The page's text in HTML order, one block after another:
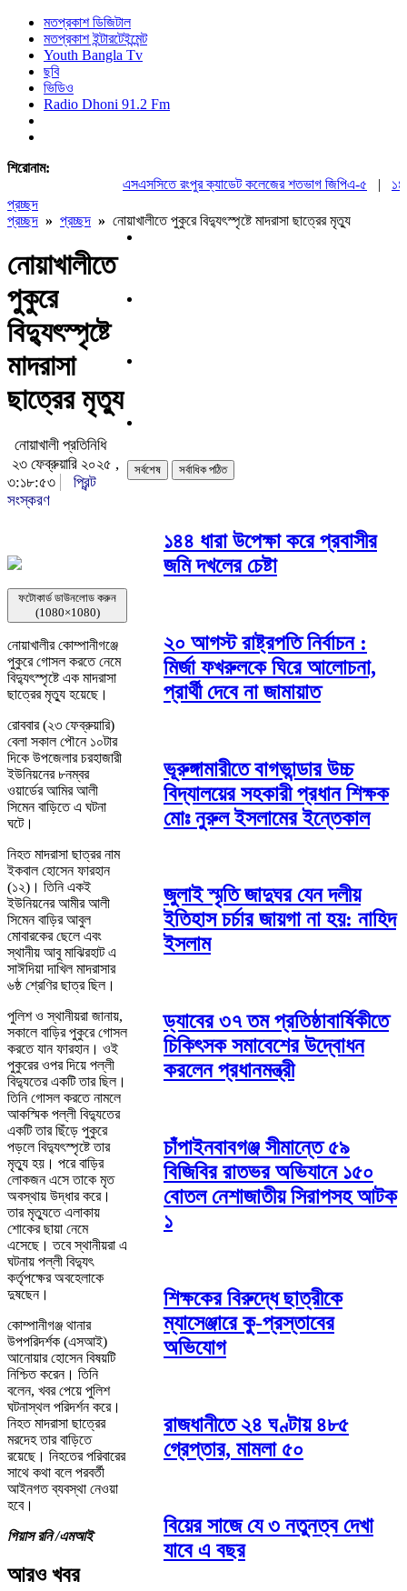
মতপ্রকাশ ডিজিটাল
মতপ্রকাশ ইন্টারটেইন্মেন্ট
Youth Bangla Tv
ছবি
ভিডিও
Radio Dhoni 91.2 Fm
শিরোনাম:
এসএসসিতে রংপুর ক্যাডেট কলেজের শতভাগ জিপিএ-৫|
১৪৪
প্রচ্ছদ
প্রচ্ছদ » প্রচ্ছদ » নোয়াখালীতে পুকুরে বিদ্যুৎস্পৃষ্টে মাদরাসা ছাত্রের মৃত্যু
নোয়াখালীতে
পুকুরে
বিদ্যুৎস্পৃষ্টে
মাদরাসা
ছাত্রের মৃত্যু
নোয়াখালী প্রতিনিধি
২৩ ফেব্রুয়ারি ২০২৫ ,
৩:১৮:৫৩
প্রিন্ট
সংস্করণ
ফটোকার্ড ডাউনলোড করুন
(1080×1080)
নোয়াখালীর কোম্পানীগঞ্জে
পুকুরে গোসল করতে নেমে
বিদ্যুৎস্পৃষ্টে এক মাদরাসা
ছাত্রের মৃত্যু হয়েছে।
রোববার (২৩ ফেব্রুয়ারি)
বেলা সকাল পৌনে ১০টার
দিকে উপজেলার চরহাজারী
ইউনিয়নের ৮নম্বর
ওয়ার্ডের আমির আলী
সিমেন বাড়িতে এ ঘটনা
ঘটে।
নিহত মাদরাসা ছাত্রর নাম
ইকবাল হোসেন ফারহান
(১২)। তিনি একই
ইউনিয়নের আমীর আলী
সিমেন বাড়ির আবুল
মোবারকের ছেলে এবং
স্থানীয় আবু মাঝিরহাট এ
সাঈদিয়া দাখিল মাদরাসার
৬ষ্ঠ শ্রেণির ছাত্র ছিল।
পুলিশ ও স্থানীয়রা জানায়,
সকালে বাড়ির পুকুরে গোসল
করতে যান ফারহান। ওই
পুকুরের ওপর দিয়ে পল্লী
বিদ্যুতের একটি তার ছিল।
তিনি গোসল করতে নামলে
আকস্মিক পল্লী বিদ্যুতের
একটি তার ছিঁড়ে পুকুরে
পড়লে বিদ্যুৎস্পৃষ্টে তার
মৃত্যু হয়। পরে বাড়ির
লোকজন এসে তাকে মৃত
অবস্থায় উদ্ধার করে।
তার মৃত্যুতে এলাকায়
শোকের ছায়া নেমে
এসেছে। তবে স্থানীয়রা এ
ঘটনায় পল্লী বিদ্যুৎ
কর্তৃপক্ষের অবহেলাকে
দুষছেন।
কোম্পানীগঞ্জ থানার
উপপরিদর্শক (এসআই)
আনোয়ার হোসেন বিষয়টি
নিশ্চিত করেন। তিনি
বলেন, খবর পেয়ে পুলিশ
ঘটনাস্থল পরিদর্শন করে।
নিহত মাদরাসা ছাত্রের
মরদেহ তার বাড়িতে
রয়েছে। নিহতের পরিবারের
সাথে কথা বলে পরবর্তী
আইনগত ব্যবস্থা নেওয়া
হবে।
গিয়াস রনি /এমআই
আরও খবর
সর্বশেষ সর্বাধিক পঠিত
১৪৪ ধারা উপেক্ষা করে প্রবাসীর
জমি দখলের চেষ্টা
২০ আগস্ট রাষ্ট্রপতি নির্বাচন :
মির্জা ফখরুলকে ঘিরে আলোচনা,
প্রার্থী দেবে না জামায়াত
ভূরুঙ্গামারীতে বাগভান্ডার উচ্চ
বিদ্যালয়ের সহকারী প্রধান শিক্ষক
মোঃ নুরুল ইসলামের ইন্তেকাল
জুলাই স্মৃতি জাদুঘর যেন দলীয়
ইতিহাস চর্চার জায়গা না হয়: নাহিদ
ইসলাম
ড্যাবের ৩৭ তম প্রতিষ্ঠাবার্ষিকীতে
চিকিৎসক সমাবেশের উদ্বোধন
করলেন প্রধানমন্ত্রী
চাঁপাইনবাবগঞ্জ সীমান্তে ৫৯
বিজিবির রাতভর অভিযানে ১৫০
বোতল নেশাজাতীয় সিরাপসহ আটক
১
শিক্ষকের বিরুদ্ধে ছাত্রীকে
ম্যাসেঞ্জারে কু-প্রস্তাবের
অভিযোগ
রাজধানীতে ২৪ ঘণ্টায় ৪৮৫
গ্রেপ্তার, মামলা ৫০
বিয়ের সাজে যে ৩ নতুনত্ব দেখা
যাবে এ বছর